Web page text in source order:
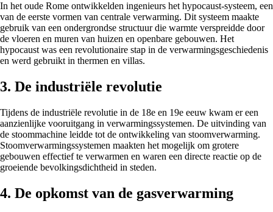
In het oude Rome ontwikkelden ingenieurs het hypocaust-systeem, een
van de eerste vormen van centrale verwarming. Dit systeem maakte
gebruik van een ondergrondse structuur die warmte verspreidde door
de vloeren en muren van huizen en openbare gebouwen. Het
hypocaust was een revolutionaire stap in de verwarmingsgeschiedenis
en werd gebruikt in thermen en villas.
3. De industriële revolutie
Tijdens de industriële revolutie in de 18e en 19e eeuw kwam er een
aanzienlijke vooruitgang in verwarmingssystemen. De uitvinding van
de stoommachine leidde tot de ontwikkeling van stoomverwarming.
Stoomverwarmingssystemen maakten het mogelijk om grotere
gebouwen effectief te verwarmen en waren een directe reactie op de
groeiende bevolkingsdichtheid in steden.
4. De opkomst van de gasverwarming